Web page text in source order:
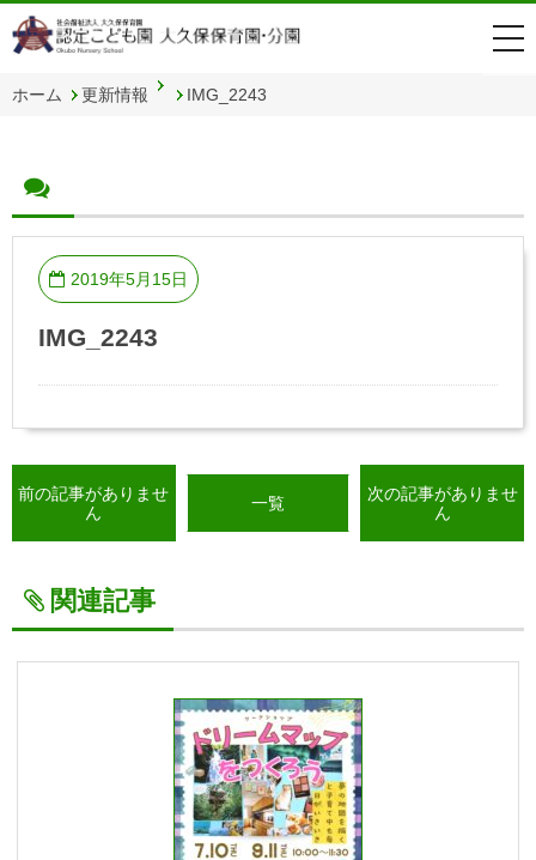
ホーム 更新情報 IMG_2243
2019年5月15日
IMG_2243
前の記事がありませ
ん
一覧
次の記事がありませ
ん
関連記事